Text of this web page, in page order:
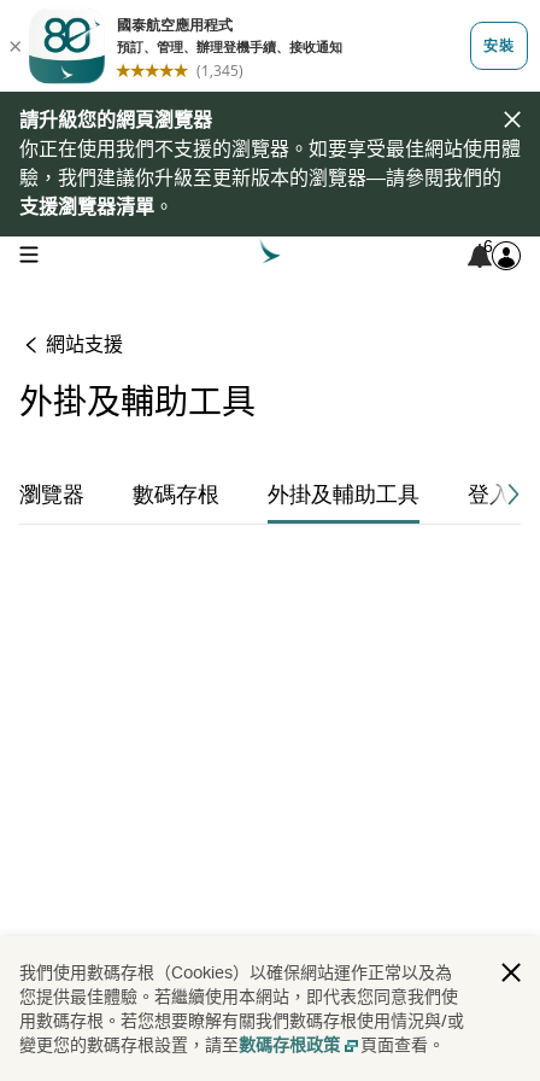
請升級您的網頁瀏覽器
你正在使用我們不支援的瀏覽器。如要享受最佳網站使用體
驗，我們建議你升級至更新版本的瀏覽器—請參閱我們的
支援瀏覽器清單 。
open navigation menu 6
網站支援
外掛及輔助工具
瀏覽器 數碼存根 外掛及輔助工具 登入
我們使用數碼存根（Cookies）以確保網站運作正常以及為
您提供最佳體驗。若繼續使用本網站，即代表您同意我們使
用數碼存根。若您想要瞭解有關我們數碼存根使用情況與/或
變更您的數碼存根設置，請至數碼存根政策 頁面查看。